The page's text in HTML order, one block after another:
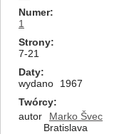
Numer
1
Strony
7-21
Daty
wydano
1967
Twórcy
autor
Marko Švec
Bratislava